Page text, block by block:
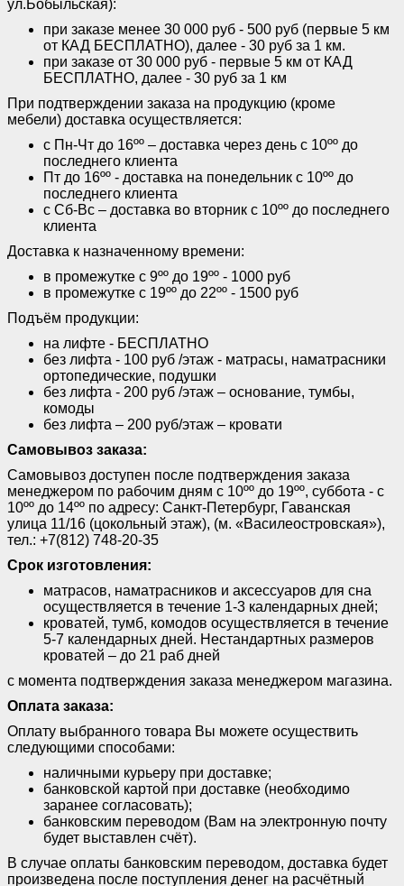
ул.Бобыльская):
при заказе менее 30 000 руб - 500 руб (первые 5 км
от КАД БЕСПЛАТНО), далее - 30 руб за 1 км.
при заказе от 30 000 руб - первые 5 км от КАД
БЕСПЛАТНО, далее - 30 руб за 1 км
При подтверждении заказа на продукцию (кроме
мебели) доставка осуществляется:
с Пн-Чт до 16ºº – доставка через день с 10ºº до
последнего клиента
Пт до 16ºº - доставка на понедельник с 10ºº до
последнего клиента
с Сб-Вс – доставка во вторник с 10ºº до последнего
клиента
Доставка к назначенному времени:
в промежутке с 9ºº до 19ºº - 1000 руб
в промежутке с 19ºº до 22ºº - 1500 руб
Подъём продукции:
на лифте - БЕСПЛАТНО
без лифта - 100 руб /этаж - матрасы, наматрасники
ортопедические, подушки
без лифта - 200 руб /этаж – основание, тумбы,
комоды
без лифта – 200 руб/этаж – кровати
Самовывоз заказа:
Самовывоз доступен после подтверждения заказа
менеджером по рабочим дням с 10ºº до 19ºº, суббота - с
10ºº до 14ºº по адресу: Санкт-Петербург, Гаванская
улица 11/16 (цокольный этаж), (м. «Василеостровская»),
тел.: +7(812) 748-20-35
Срок изготовления:
матрасов, наматрасников и аксессуаров для сна
осуществляется в течение 1-3 календарных дней;
кроватей, тумб, комодов осуществляется в течение
5-7 календарных дней. Нестандартных размеров
кроватей – до 21 раб дней
с момента подтверждения заказа менеджером магазина.
Оплата заказа:
Оплату выбранного товара Вы можете осуществить
следующими способами:
наличными курьеру при доставке;
банковской картой при доставке (необходимо
заранее согласовать);
банковским переводом (Вам на электронную почту
будет выставлен счёт).
В случае оплаты банковским переводом, доставка будет
произведена после поступления денег на расчётный